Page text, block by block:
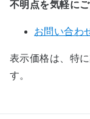
不明点を気軽に
お問い合わ
表示価格は、特
す。